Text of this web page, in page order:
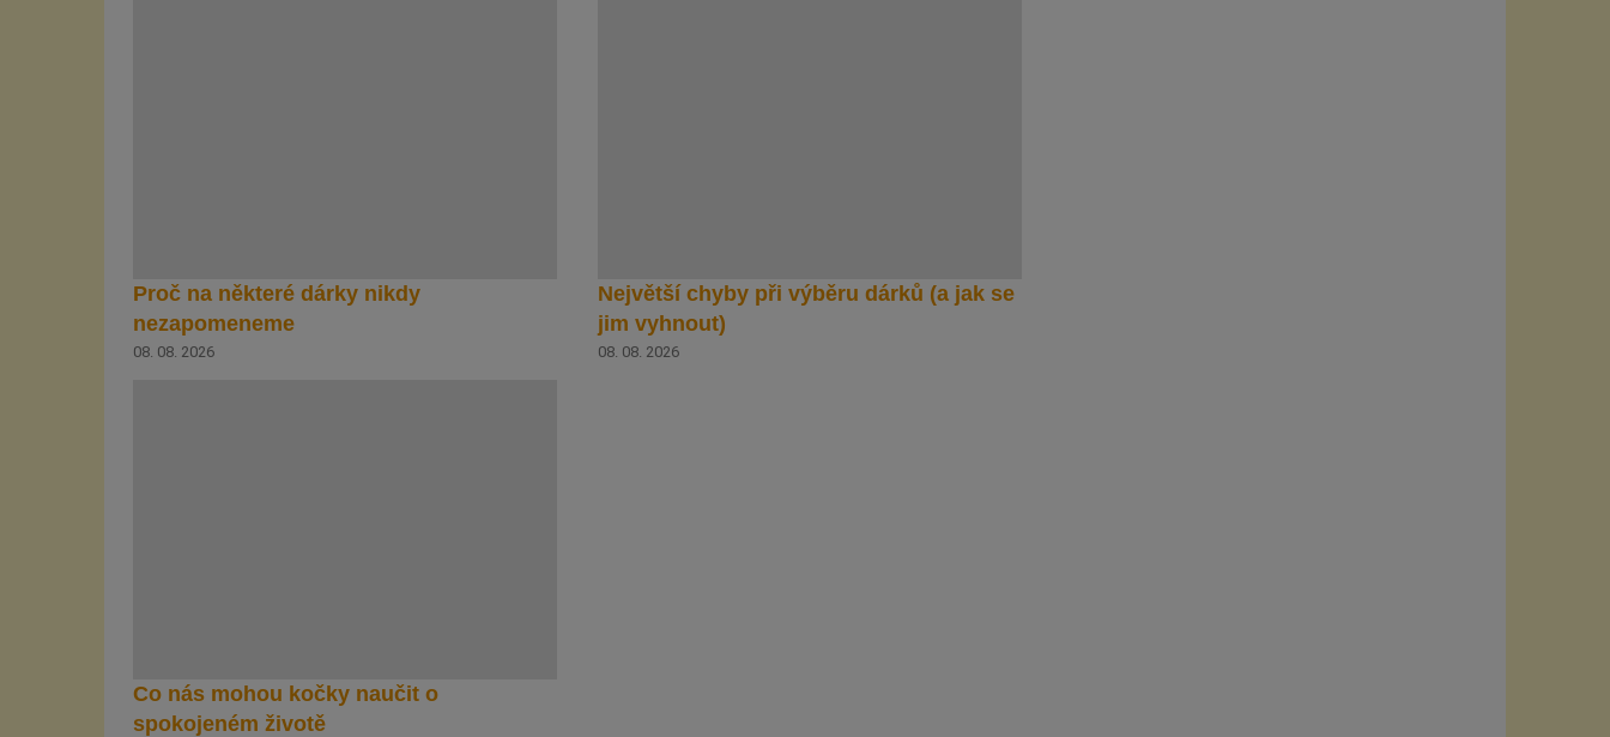
Proč na některé dárky nikdy
nezapomeneme
08. 08. 2026
Největší chyby při výběru dárků (a jak se
jim vyhnout)
08. 08. 2026
Co nás mohou kočky naučit o
spokojeném životě